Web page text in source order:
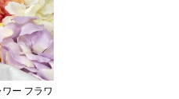
応】
ー フラワ